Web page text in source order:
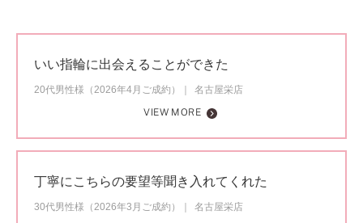
いい指輪に出会えることができた
20代男性様（2026年4月ご成約）
名古屋栄店
VIEW MORE
丁寧にこちらの要望等聞き入れてくれた
30代男性様（2026年3月ご成約）
名古屋栄店